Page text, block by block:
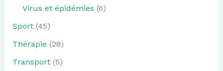
Virus et épidémies (6)
Sport(45)
Thérapie (28)
Transport(5)